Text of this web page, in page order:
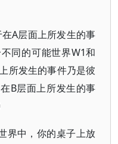
A层面上所发生的事
同的可能世界W1和
所发生的事件乃是彼
B层面上所发生的事
界中，你的桌子上放